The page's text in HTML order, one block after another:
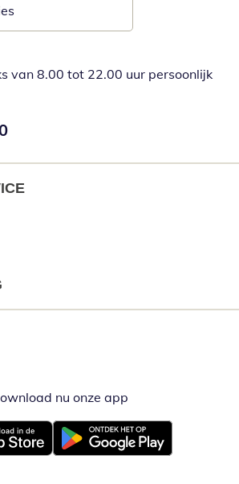
van 8.00 tot 22.00 uur persoonlijk
nu onze app
venster
Opent in nieuw venster